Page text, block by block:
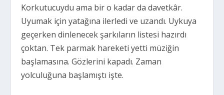
Korkutucuydu ama bir o kadar da davetkâr.
Uyumak için yatağına ilerledi ve uzandı. Uykuya
geçerken dinlenecek şarkıların listesi hazırdı
çoktan. Tek parmak hareketi yetti müziğin
başlamasına. Gözlerini kapadı. Zaman
yolculuğuna başlamıştı işte.